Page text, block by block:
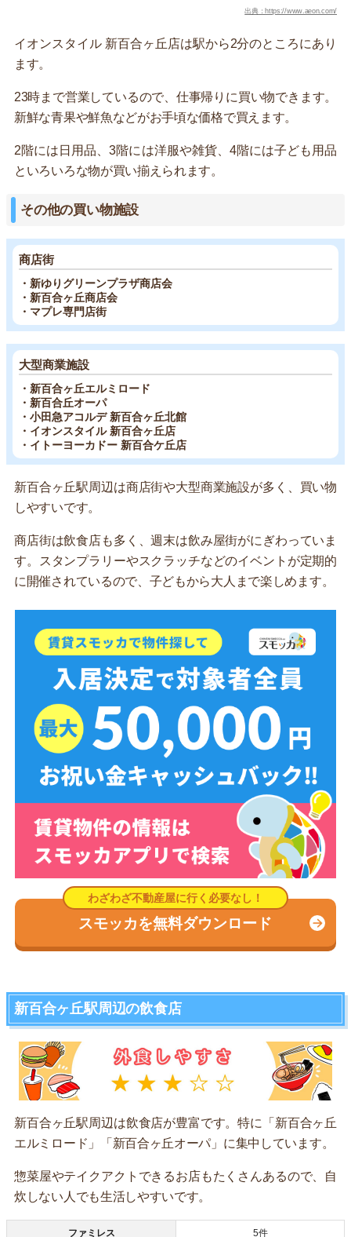
出典：https://www.aeon.com/
イオンスタイル 新百合ヶ丘店は駅から2分のところにあり
ます。
23時まで営業しているので、仕事帰りに買い物できます。
新鮮な青果や鮮魚などがお手頃な価格で買えます。
2階には日用品、3階には洋服や雑貨、4階には子ども用品
といろいろな物が買い揃えられます。
その他の買い物施設
商店街
・新ゆりグリーンプラザ商店会
・新百合ヶ丘商店会
・マプレ専門店街
大型商業施設
・新百合ヶ丘エルミロード
・新百合丘オーパ
・小田急アコルデ 新百合ヶ丘北館
・イオンスタイル 新百合ヶ丘店
・イトーヨーカドー 新百合ケ丘店
新百合ヶ丘駅周辺は商店街や大型商業施設が多く、買い物
しやすいです。
商店街は飲食店も多く、週末は飲み屋街がにぎわっていま
す。スタンプラリーやスクラッチなどのイベントが定期的
に開催されているので、子どもから大人まで楽しめます。
スモッカを無料ダウンロード
新百合ヶ丘駅周辺の飲食店
新百合ヶ丘駅周辺は飲食店が豊富です。特に「新百合ヶ丘
エルミロード」「新百合ヶ丘オーパ」に集中しています。
惣菜屋やテイクアクトできるお店もたくさんあるので、自
炊しない人でも生活しやすいです。
ファミレス 5件